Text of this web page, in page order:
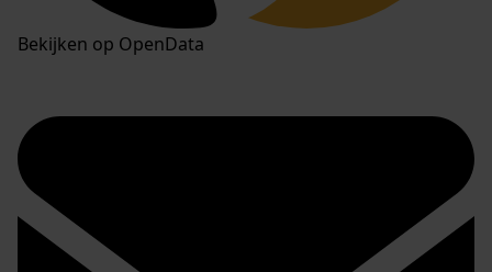
Bekijken op OpenData